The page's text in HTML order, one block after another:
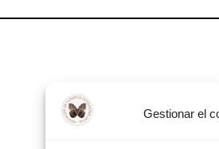
Gestionar el